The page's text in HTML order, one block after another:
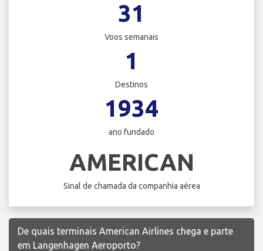
31
Voos semanais
1
Destinos
1934
ano fundado
AMERICAN
Sinal de chamada da companhia aérea
De quais terminais American Airlines chega e parte
em Langenhagen Aeroporto?